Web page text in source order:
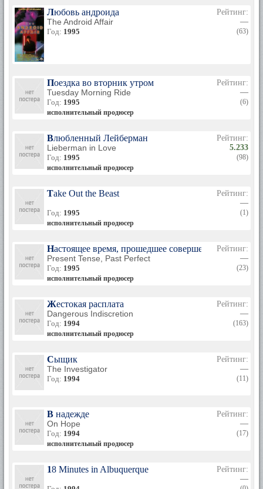
Любовь андроида
The Android Affair
Год: 1995
Рейтинг:
—
(63)
Поездка во вторник утром
Tuesday Morning Ride
Год: 1995
исполнительный продюсер
Рейтинг:
—
(6)
Влюбленный Лейберман
Lieberman in Love
Год: 1995
исполнительный продюсер
Рейтинг:
5.233
(98)
Take Out the Beast
Год: 1995
исполнительный продюсер
Рейтинг:
—
(1)
Настоящее время, прошедшее совершенное
Present Tense, Past Perfect
Год: 1995
исполнительный продюсер
Рейтинг:
—
(23)
Жестокая расплата
Dangerous Indiscretion
Год: 1994
исполнительный продюсер
Рейтинг:
—
(163)
Сыщик
The Investigator
Год: 1994
Рейтинг:
—
(11)
В надежде
On Hope
Год: 1994
исполнительный продюсер
Рейтинг:
—
(17)
18 Minutes in Albuquerque
Рейтинг:
—